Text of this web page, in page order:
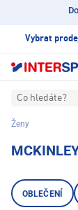
Vybrat
Co hledáte?
Ženy
OBLEČENÍ